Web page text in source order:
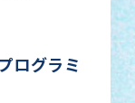
ログラミ